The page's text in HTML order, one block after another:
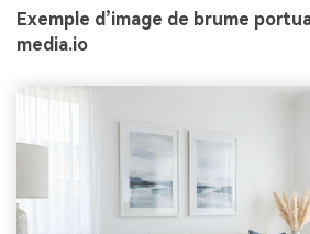
Exemple d’image de brume
media.io